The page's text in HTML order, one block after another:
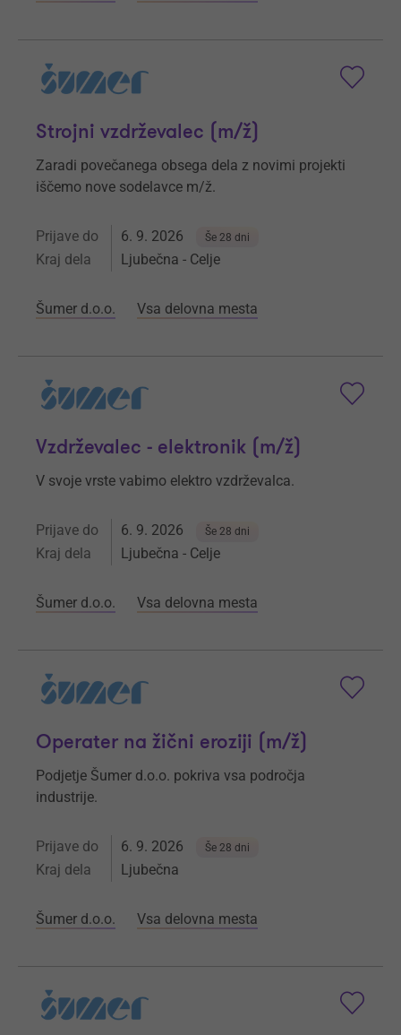
Strojni vzdrževalec (m/ž)
Zaradi povečanega obsega dela z novimi projekti
iščemo nove sodelavce m/ž.
Prijave do 6. 9. 2026 Še 28 dni
Kraj dela Ljubečna - Celje
Šumer d.o.o. Vsa delovna mesta
Vzdrževalec - elektronik (m/ž)
V svoje vrste vabimo elektro vzdrževalca.
Prijave do 6. 9. 2026 Še 28 dni
Kraj dela Ljubečna - Celje
Šumer d.o.o. Vsa delovna mesta
Operater na žični eroziji (m/ž)
Podjetje Šumer d.o.o. pokriva vsa področja
industrije.
Prijave do 6. 9. 2026 Še 28 dni
Kraj dela Ljubečna
Šumer d.o.o. Vsa delovna mesta